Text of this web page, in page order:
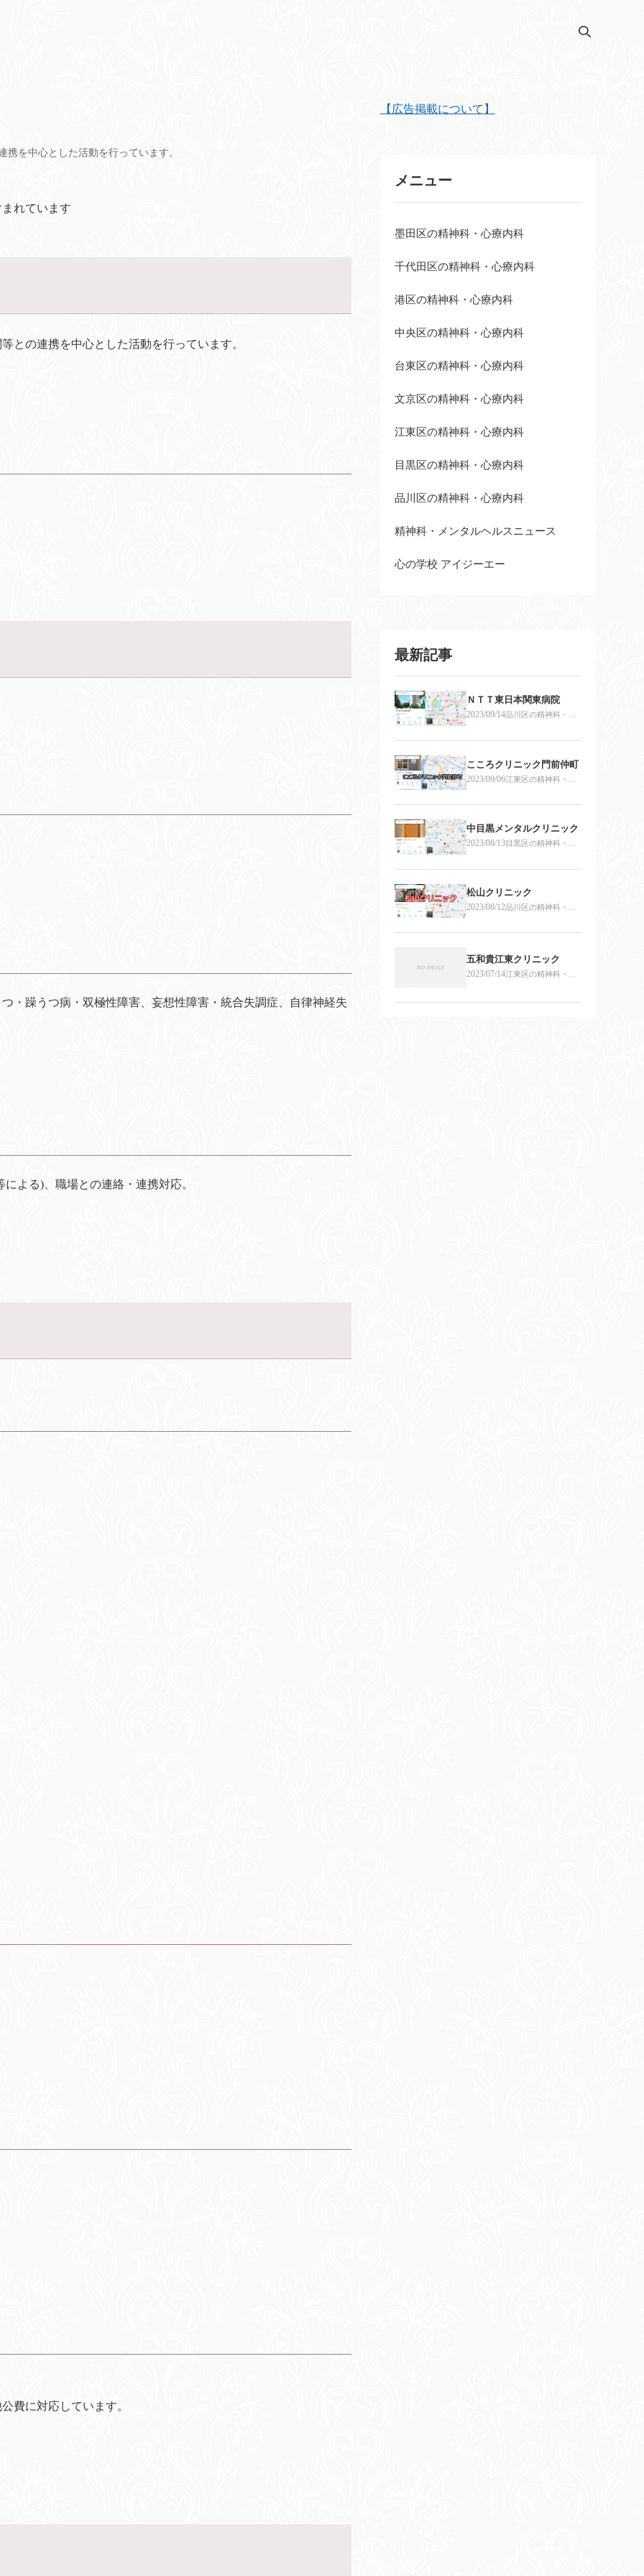
を中心とした活動を行っています。
れています
との連携を中心とした活動を行っています。
・躁うつ病・双極性障害、妄想性障害・統合失調症、自律神経失
よる)、職場との連絡・連携対応。
に対応しています。
【広告掲載について】
メニュー
墨田区の精神科・心療内科
千代田区の精神科・心療内科
港区の精神科・心療内科
中央区の精神科・心療内科
台東区の精神科・心療内科
文京区の精神科・心療内科
江東区の精神科・心療内科
目黒区の精神科・心療内科
品川区の精神科・心療内科
精神科・メンタルヘルスニュース
心の学校 アイジーエー
最新記事
ＮＴＴ東日本関東病院
2023/09/14品川区の精神科・心
こころクリニック門前仲町
2023/09/06江東区の精神科・心
中目黒メンタルクリニック
2023/08/13目黒区の精神科・心
松山クリニック
2023/08/12品川区の精神科・心
五和貴江東クリニック
2023/07/14江東区の精神科・心